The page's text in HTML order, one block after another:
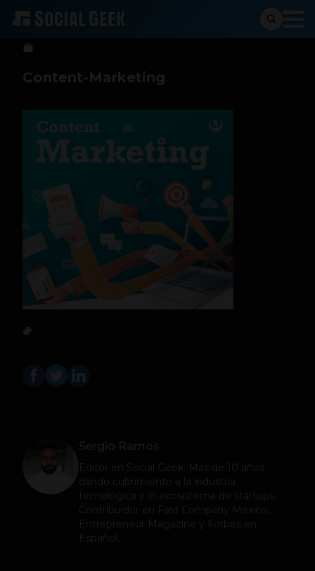
Sergio Ramos 26 de octubre de 2017
Content-Marketing
Sergio Ramos
Editor en Social Geek
. Más de 10 años
dando cubrimiento a la industria
tecnológica y el ecosistema de startups.
Contribuidor en Fast Company México,
Entrepreneur Magazine y Forbes en
Español.